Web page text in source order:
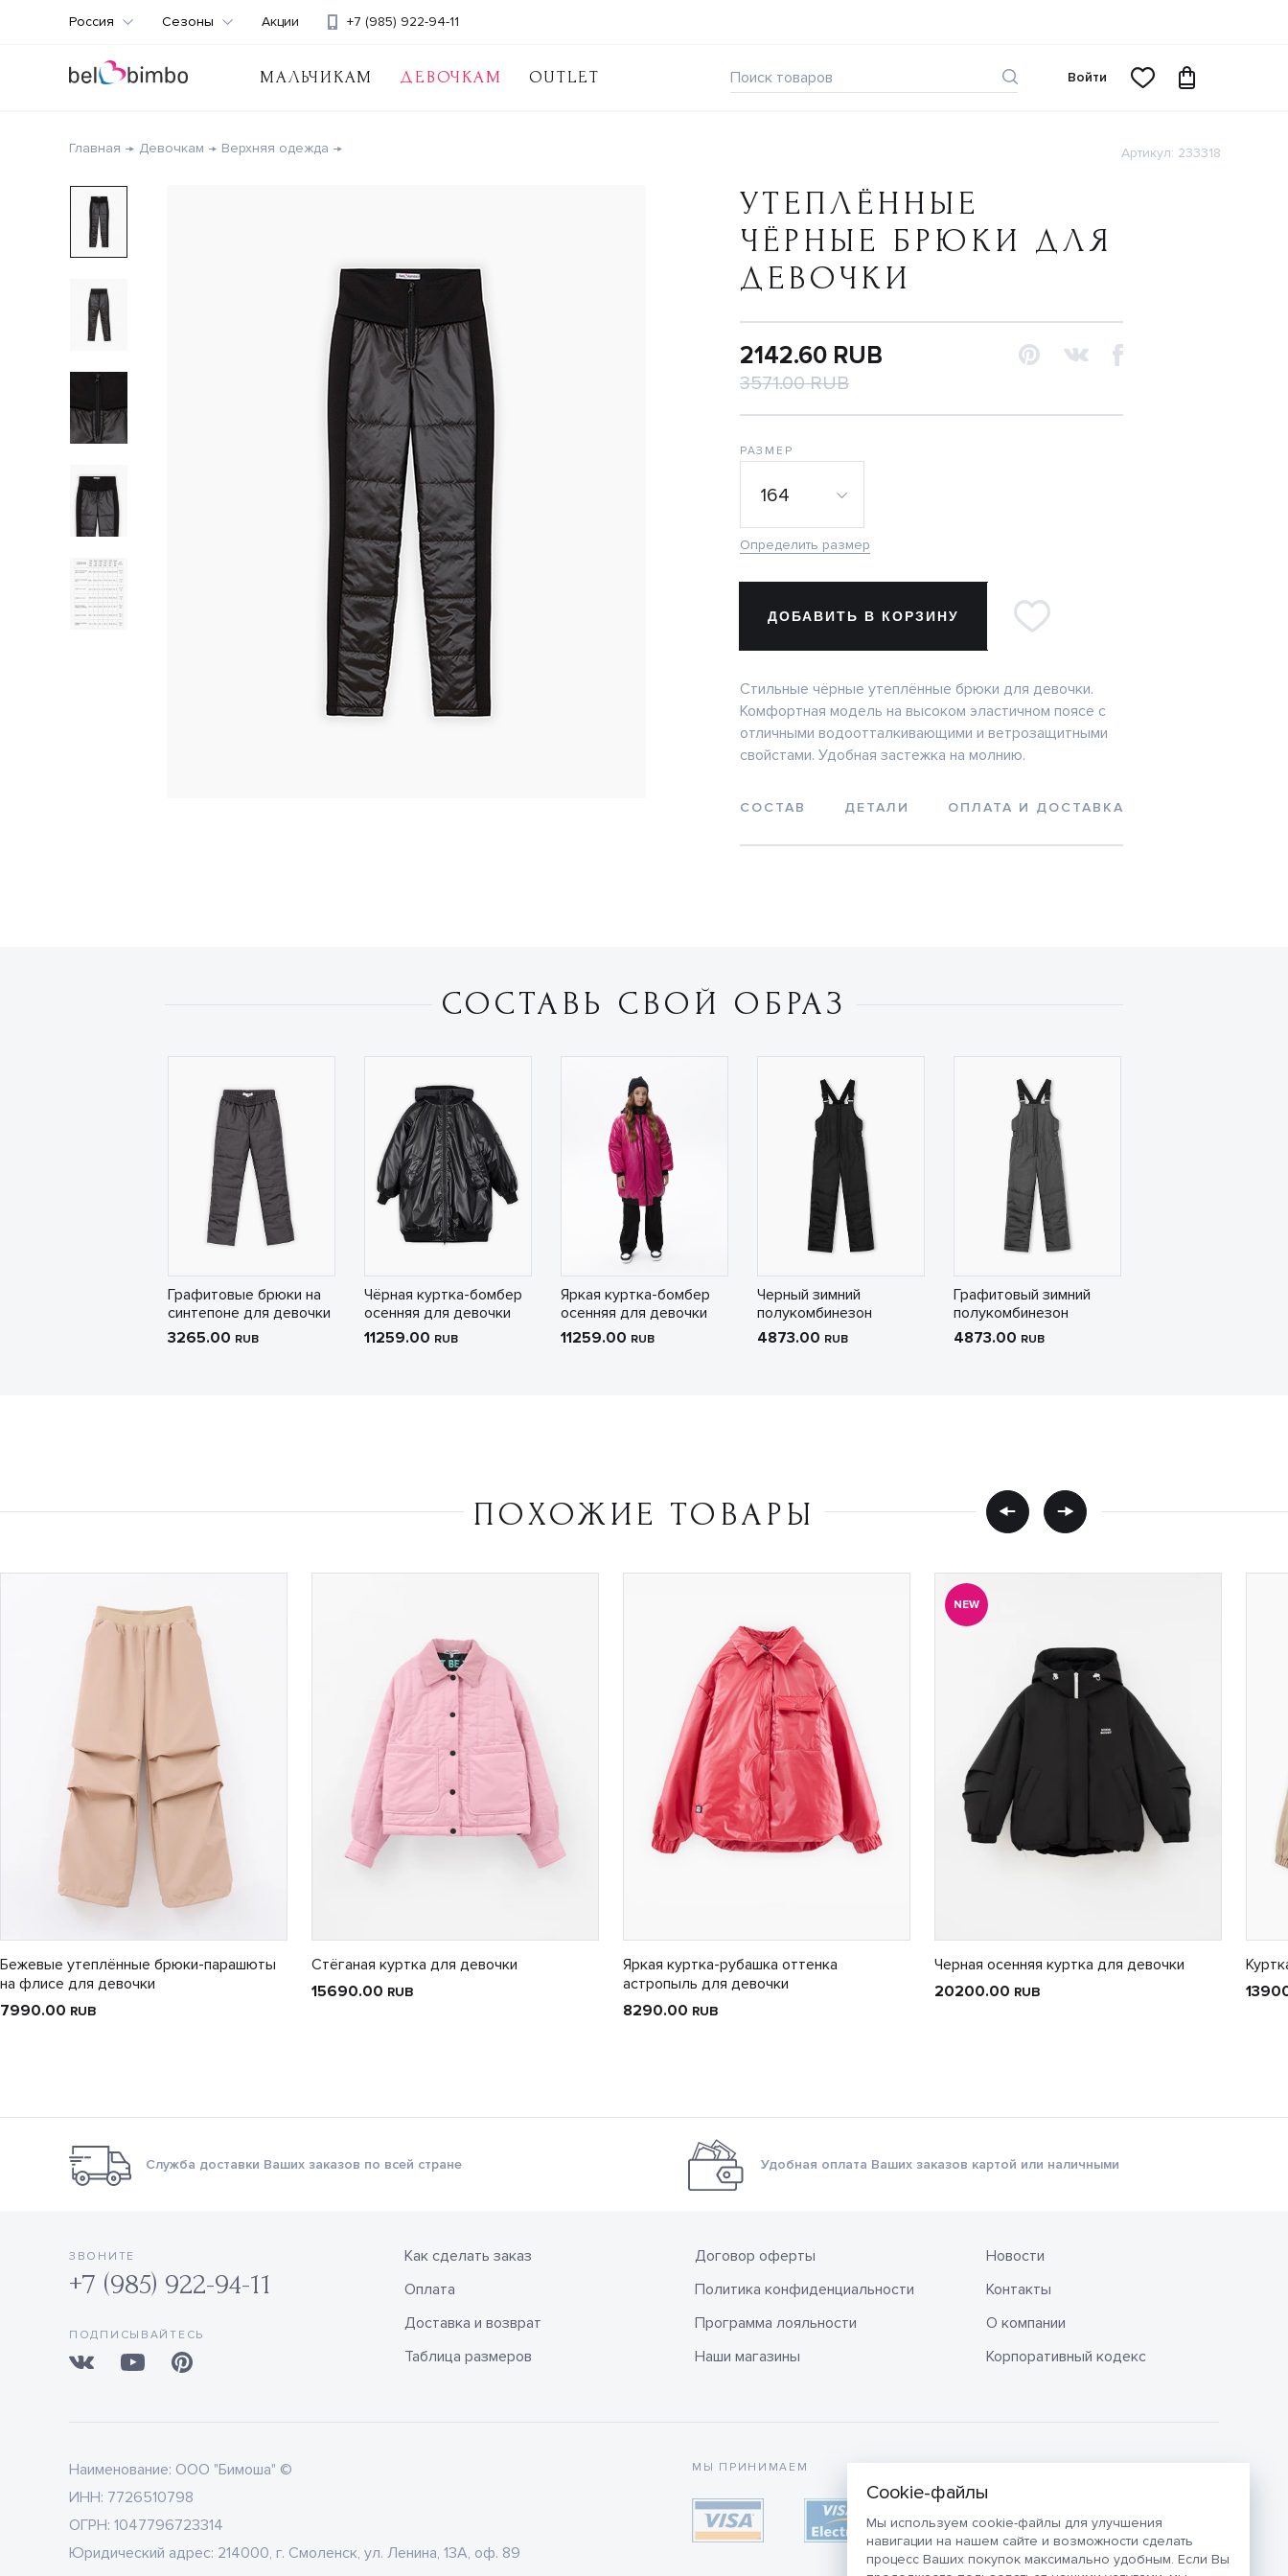
Мы используем cookie-файлы для улучшения
навигации на нашем сайте и возможности сделать
процесс Ваших покупок максимально удобным. Если Вы
МАЛЬЧИКАМ ДЕВОЧКАМ OUTLET
+7 (985) 922-94-11
Россия Сезоны Акции
Войти
Главная Девочкам Верхняя одежда Артикул: 233318
УТЕПЛЁННЫЕ
ЧЁРНЫЕ БРЮКИ ДЛЯ
ДЕВОЧКИ
2142.60 RUB
3571.00 RUB
РАЗМЕР
164
Определить размер
ДОБАВИТЬ В КОРЗИНУ
Стильные чёрные утеплённые брюки для девочки.
Комфортная модель на высоком эластичном поясе с
отличными водоотталкивающими и ветрозащитными
свойстами. Удобная застежка на молнию.
СОСТАВ ДЕТАЛИ ОПЛАТА И ДОСТАВКА
СОСТАВЬ СВОЙ ОБРАЗ
Графитовые брюки на
синтепоне для девочки
3265.00 RUB
Чёрная куртка-бомбер
осенняя для девочки
11259.00 RUB
Яркая куртка-бомбер
осенняя для девочки
11259.00 RUB
Черный зимний
полукомбинезон
4873.00 RUB
Графитовый зимний
полукомбинезон
4873.00 RUB
ПОХОЖИЕ ТОВАРЫ
Бежевые утеплённые брюки-парашюты
на флисе для девочки
7990.00 RUB
Стёганая куртка для девочки
15690.00 RUB
Яркая куртка-рубашка оттенка
астропыль для девочки
8290.00 RUB
NEW
Черная осенняя куртка для девочки
20200.00 RUB
Служба доставки Ваших заказов по всей стране Удобная оплата Ваших заказов картой или наличными
ЗВОНИТЕ
+7 (985) 922-94-11
ПОДПИСЫВАЙТЕСЬ
Как сделать заказ
Оплата
Доставка и возврат
Таблица размеров
Договор оферты
Политика конфиденциальности
Программа лояльности
Наши магазины
Новости
Контакты
О компании
Корпоративный кодекс
Наименование: ООО "Бимоша" ©
ИНН: 7726510798
ОГРН: 1047796723314
Юридический адрес: 214000, г. Смоленск, ул. Ленина, 13А, оф. 89
МЫ ПРИНИМАЕМ